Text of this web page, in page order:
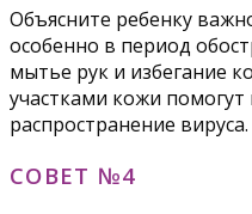
Объясните ребенку
особенно в период
мытье рук и избегание
участками кожи
распространение вируса.
СОВЕТ №4